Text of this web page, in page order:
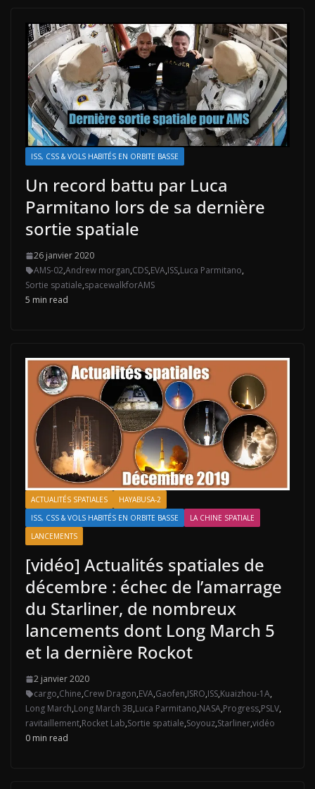
ISS, CSS & VOLS HABITÉS EN ORBITE BASSE
Un record battu par Luca
Parmitano lors de sa dernière
sortie spatiale
26 janvier 2020
AMS-02,Andrew morgan,CDS,EVA,ISS,Luca Parmitano,
Sortie spatiale,spacewalkforAMS
5 min read
ACTUALITÉS SPATIALES
HAYABUSA-2
ISS, CSS & VOLS HABITÉS EN ORBITE BASSE
LA CHINE SPATIALE
LANCEMENTS
[vidéo] Actualités spatiales de
décembre : échec de l’amarrage
du Starliner, de nombreux
lancements dont Long March 5
et la dernière Rockot
2 janvier 2020
cargo,Chine,Crew Dragon,EVA,Gaofen,ISRO,ISS,Kuaizhou-1A,
Long March,Long March 3B,Luca Parmitano,NASA,Progress,PSLV,
ravitaillement,Rocket Lab,Sortie spatiale,Soyouz,Starliner,vidéo
0 min read